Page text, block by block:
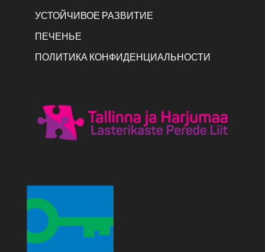
УСТОЙЧИВОЕ РАЗВИТИЕ
ПЕЧЕНЬЕ
ПОЛИТИКА КОНФИДЕНЦИАЛЬНОСТИ